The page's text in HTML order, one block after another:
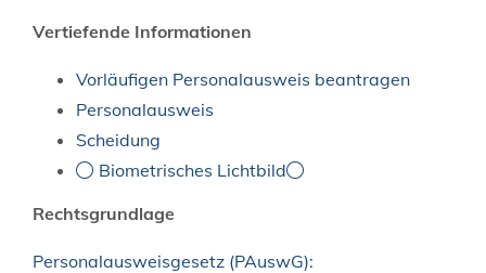
Vertiefende Informationen
Vorläufigen Personalausweis beantragen
Personalausweis
Scheidung
Biometrisches Lichtbild
Rechtsgrundlage
Personalausweisgesetz (PAuswG):